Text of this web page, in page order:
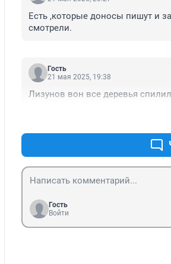
Есть ,которые доносы пишут и
смотрели.
Гость
21 мая 2025, 19:38
Лизунов вон все деревья
Гость
Войти